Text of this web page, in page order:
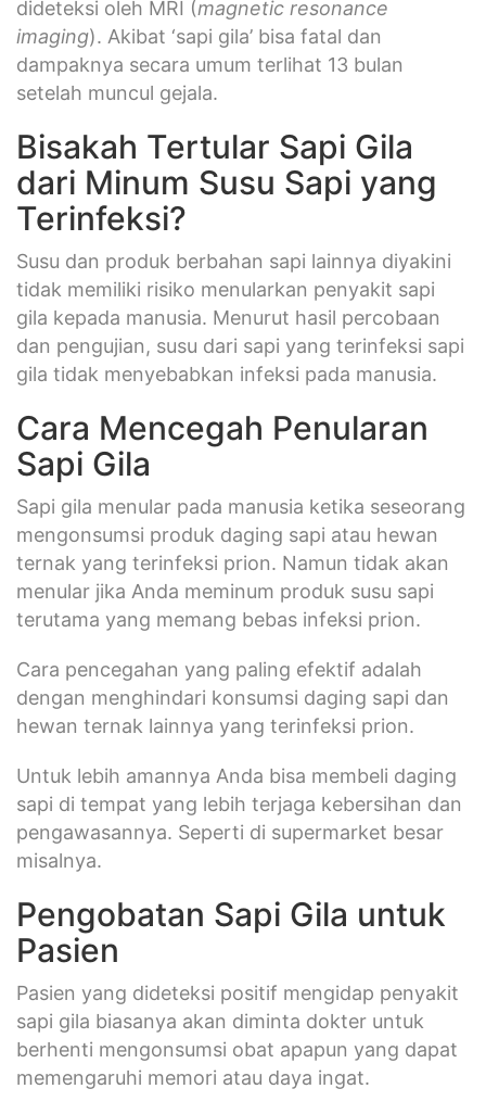
dideteksi oleh MRI (magnetic resonance
imaging). Akibat ‘sapi gila’ bisa fatal dan
dampaknya secara umum terlihat 13 bulan
setelah muncul gejala.
Bisakah Tertular Sapi Gila
dari Minum Susu Sapi yang
Terinfeksi?
Susu dan produk berbahan sapi lainnya diyakini
tidak memiliki risiko menularkan penyakit sapi
gila kepada manusia. Menurut hasil percobaan
dan pengujian, susu dari sapi yang terinfeksi sapi
gila tidak menyebabkan infeksi pada manusia.
Cara Mencegah Penularan
Sapi Gila
Sapi gila menular pada manusia ketika seseorang
mengonsumsi produk daging sapi atau hewan
ternak yang terinfeksi prion. Namun tidak akan
menular jika Anda meminum produk susu sapi
terutama yang memang bebas infeksi prion.
Cara pencegahan yang paling efektif adalah
dengan menghindari konsumsi daging sapi dan
hewan ternak lainnya yang terinfeksi prion.
Untuk lebih amannya Anda bisa membeli daging
sapi di tempat yang lebih terjaga kebersihan dan
pengawasannya. Seperti di supermarket besar
misalnya.
Pengobatan Sapi Gila untuk
Pasien
Pasien yang dideteksi positif mengidap penyakit
sapi gila biasanya akan diminta dokter untuk
berhenti mengonsumsi obat apapun yang dapat
memengaruhi memori atau daya ingat.